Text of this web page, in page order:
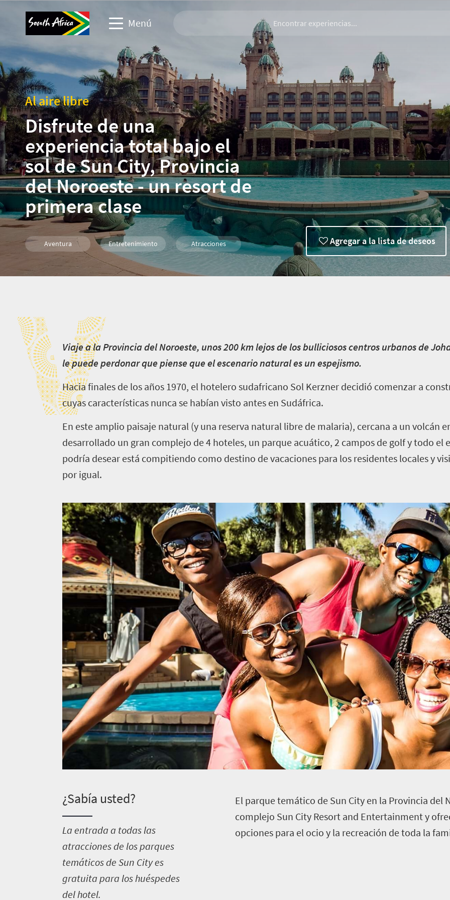
Menú
Sitio web de viajes
Sitio web de socios comerciales
Sitio web de eventos empresarios
Sitio web corporativo y de medios
Al aire libre
Disfrute de una
experiencia total bajo el
sol de Sun City, Provincia
del Noroeste - un resort de
primera clase
Aventura Entretenimiento Atracciones
Comidas Familia
Agregar a la lista de deseos
V
Viaje a la Provincia del Noroeste, unos 200 km lejos de los bulliciosos centros urbanos de
le puede perdonar que piense que el escenario natural es un espejismo.
Hacia finales de los años 1970, el hotelero sudafricano Sol Kerzner decidió comenzar a
cuyas características nunca se habían visto antes en Sudáfrica.
En este amplio paisaje natural (y una reserva natural libre de malaria), cercana a un volcán
desarrollado un gran complejo de 4 hoteles, un parque acuático, 2 campos de golf y todo
podría desear está compitiendo como destino de vacaciones para los residentes locales y
por igual.
¿Sabía usted?
La entrada a todas las
atracciones de los parques
temáticos de Sun City es
gratuita para los huéspedes
del hotel.
El parque temático de Sun City en la Provincia del
complejo Sun City Resort and Entertainment y
opciones para el ocio y la recreación de toda la